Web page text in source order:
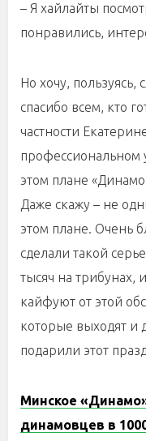
– Я хайлайты
понравились,
Но хочу, пользуясь,
спасибо всем, кто
частности
профессиональном
этом плане
Даже скажу – не
этом плане. Очень
сделали такой
тысяч на трибунах,
кайфуют от этой
которые выходят и
подарили этот
Минское
динамовцев в